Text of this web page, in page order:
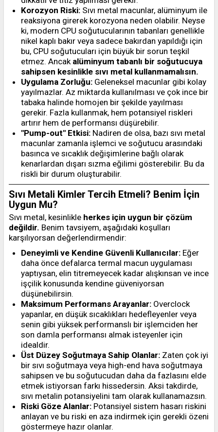
Korozyon Riski: Sıvı metal macunlar, alüminyum ile
reaksiyona girerek korozyona neden olabilir. Neyse
ki, modern CPU soğutucularının tabanları genellikle
nikel kaplı bakır veya sadece bakırdan yapıldığı için
bu, CPU soğutucuları için büyük bir sorun teşkil
etmez. Ancak alüminyum tabanlı bir soğutucuya
sahipsen kesinlikle sıvı metal kullanmamalısın.
Uygulama Zorluğu: Geleneksel macunlar gibi kolay
yayılmazlar. Az miktarda kullanılması ve çok ince bir
tabaka halinde homojen bir şekilde yayılması
gerekir. Fazla kullanmak, hem potansiyel riskleri
artırır hem de performansı düşürebilir.
"Pump-out" Etkisi: Nadiren de olsa, bazı sıvı metal
macunlar zamanla işlemci ve soğutucu arasındaki
basınca ve sıcaklık değişimlerine bağlı olarak
kenarlardan dışarı sızma eğilimi gösterebilir. Bu da
riskli bir durum oluşturabilir.
Sıvı Metali Kimler Tercih Etmeli? Benim İçin
Uygun Mu?
Sıvı metal, kesinlikle herkes için uygun bir çözüm
değildir. Benim tavsiyem, aşağıdaki koşulları
karşılıyorsan değerlendirmendir:
Deneyimli ve Kendine Güvenli Kullanıcılar: Eğer
daha önce defalarca termal macun uygulaması
yaptıysan, elin titremeyecek kadar alışkınsan ve ince
işçilik konusunda kendine güveniyorsan
düşünebilirsin.
Maksimum Performans Arayanlar: Overclock
yapanlar, en düşük sıcaklıkları hedefleyenler veya
senin gibi yüksek performanslı bir işlemciden her
son damla performansı almak isteyenler için
idealdir.
Üst Düzey Soğutmaya Sahip Olanlar: Zaten çok iyi
bir sıvı soğutmaya veya high-end hava soğutmaya
sahipsen ve bu soğutucudan daha da fazlasını elde
etmek istiyorsan farkı hissedersin. Aksi takdirde,
sıvı metalin potansiyelini tam olarak kullanamazsın.
Riski Göze Alanlar: Potansiyel sistem hasarı riskini
anlayan ve bu riski en aza indirmek için gerekli özeni
göstermeye hazır olanlar.